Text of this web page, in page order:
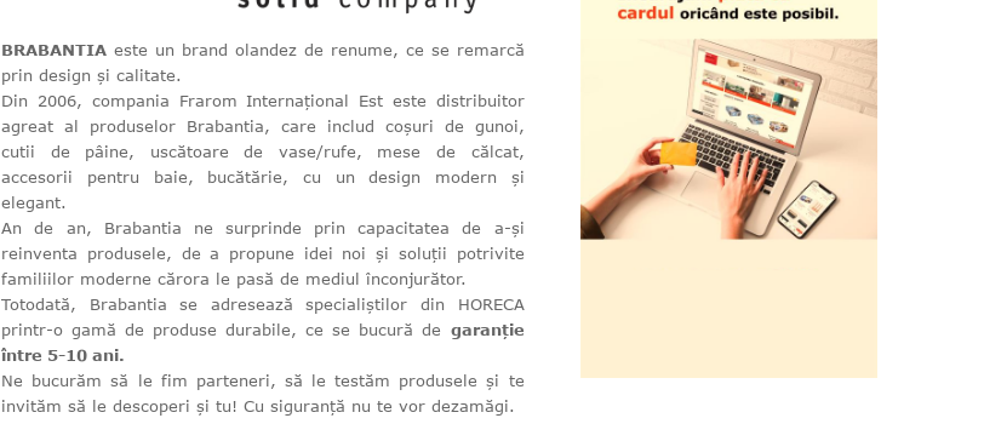
BRABANTIA este un brand olandez de renume, ce se remarcă
prin design și calitate.
Din 2006, compania Frarom Internațional Est este distribuitor
agreat al produselor Brabantia, care includ coșuri de gunoi,
cutii de pâine, uscătoare de vase/rufe, mese de călcat,
accesorii pentru baie, bucătărie, cu un design modern și
elegant.
An de an, Brabantia ne surprinde prin capacitatea de a-și
reinventa produsele, de a propune idei noi și soluții potrivite
familiilor moderne cărora le pasă de mediul înconjurător.
Totodată, Brabantia se adresează specialiștilor din HORECA
printr-o gamă de produse durabile, ce se bucură de garanție
între 5-10 ani.
Ne bucurăm să le fim parteneri, să le testăm produsele și te
invităm să le descoperi și tu! Cu siguranță nu te vor dezamăgi.